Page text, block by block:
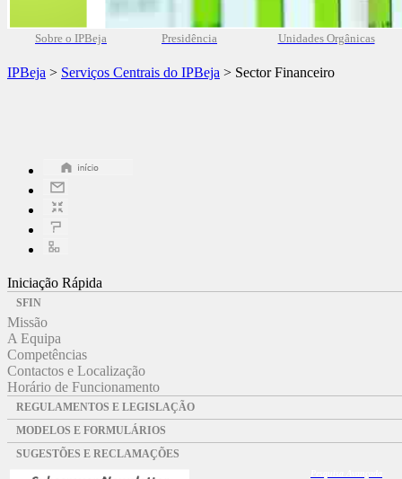
Sobre o IPBeja Presidência Unidades Orgânicas
IPBeja > Serviços Centrais do IPBeja > Sector Financeiro
Iniciação Rápida
SFIN
Missão
A Equipa
Competências
Contactos e Localização
Horário de Funcionamento
REGULAMENTOS E LEGISLAÇÃO
MODELOS E FORMULÁRIOS
SUGESTÕES E RECLAMAÇÕES